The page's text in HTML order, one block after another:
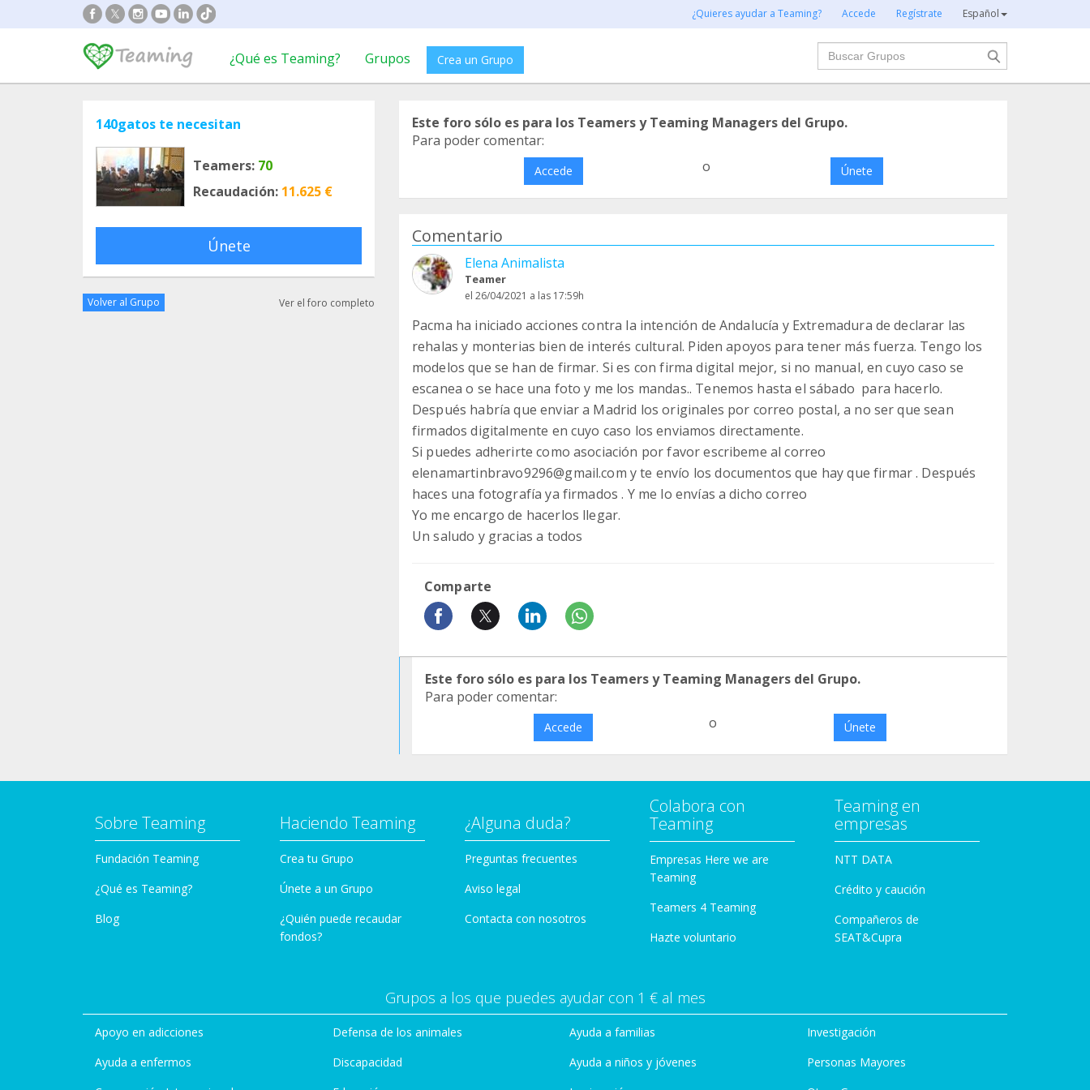
¿Quieres ayudar a Teaming? Accede Regístrate Español
¿Qué es Teaming? Grupos Crea un Grupo
Buscar
140gatos te necesitan
Teamers: 70
Recaudación: 11.625 €
Únete
Volver al Grupo Ver el foro completo
Este foro sólo es para los Teamers y Teaming Managers del Grupo.
Para poder comentar:
Accede o Únete
Comentario
Elena Animalista
Teamer
el 26/04/2021 a las 17:59h
Pacma ha iniciado acciones contra la intención de Andalucía y Extremadura de declarar las
rehalas y monterias bien de interés cultural. Piden apoyos para tener más fuerza. Tengo los
modelos que se han de firmar. Si es con firma digital mejor, si no manual, en cuyo caso se
escanea o se hace una foto y me los mandas.. Tenemos hasta el sábado para hacerlo.
Después habría que enviar a Madrid los originales por correo postal, a no ser que sean
firmados digitalmente en cuyo caso los enviamos directamente.
Si puedes adherirte como asociación por favor escribeme al correo
elenamartinbravo9296@gmail.com y te envío los documentos que hay que firmar . Después
haces una fotografía ya firmados . Y me lo envías a dicho correo
Yo me encargo de hacerlos llegar.
Un saludo y gracias a todos
Comparte
Este foro sólo es para los Teamers y Teaming Managers del Grupo.
Para poder comentar:
Accede o Únete
Sobre Teaming
Fundación Teaming
¿Qué es Teaming?
Blog
Haciendo Teaming
Crea tu Grupo
Únete a un Grupo
¿Quién puede recaudar
fondos?
¿Alguna duda?
Preguntas frecuentes
Aviso legal
Contacta con nosotros
Colabora con
Teaming
Empresas Here we are
Teaming
Teamers 4 Teaming
Hazte voluntario
Teaming en
empresas
NTT DATA
Crédito y caución
Compañeros de
SEAT&Cupra
Grupos a los que puedes ayudar con 1 € al mes
Apoyo en adicciones
Ayuda a enfermos
Defensa de los animales
Discapacidad
Ayuda a familias
Ayuda a niños y jóvenes
Investigación
Personas Mayores